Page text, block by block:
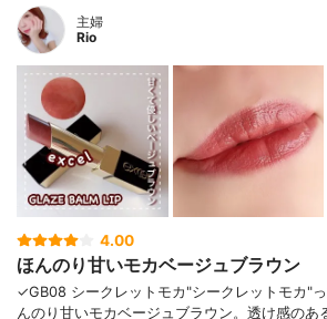
主婦
Rio
4.00
ほんのり甘いモカベージュブラウン
✓GB08 シークレットモカ"シークレットモカ"
んのり甘いモカベージュブラウン。透け感のあ